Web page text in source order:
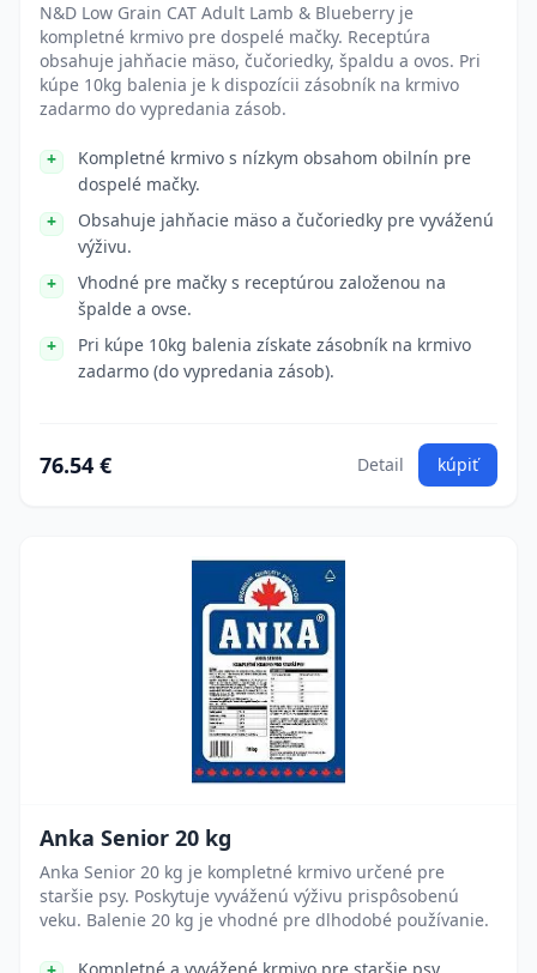
N&D Low Grain CAT Adult Lamb & Blueberry je
kompletné krmivo pre dospelé mačky. Receptúra
obsahuje jahňacie mäso, čučoriedky, špaldu a ovos. Pri
kúpe 10kg balenia je k dispozícii zásobník na krmivo
zadarmo do vypredania zásob.
Kompletné krmivo s nízkym obsahom obilnín pre
dospelé mačky.
Obsahuje jahňacie mäso a čučoriedky pre vyváženú
výživu.
Vhodné pre mačky s receptúrou založenou na
špalde a ovse.
Pri kúpe 10kg balenia získate zásobník na krmivo
zadarmo (do vypredania zásob).
76.54 € Detail kúpiť
Anka Senior 20 kg
Anka Senior 20 kg je kompletné krmivo určené pre
staršie psy. Poskytuje vyváženú výživu prispôsobenú
veku. Balenie 20 kg je vhodné pre dlhodobé používanie.